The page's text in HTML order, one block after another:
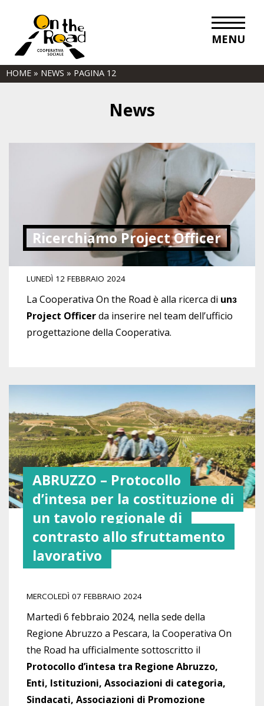
MENU
HOME » NEWS » PAGINA 12
News
Ricerchiamo Project Officer
LUNEDÌ 12 FEBBRAIO 2024
La Cooperativa On the Road è alla ricerca di unɜ
Project Officerda inserire nel team dell’ufficio
progettazione della Cooperativa.
ABRUZZO – Protocollo
d’intesa per la costituzione di
un tavolo regionale di
contrasto allo sfruttamento
lavorativo
MERCOLEDÌ 07 FEBBRAIO 2024
Martedì 6 febbraio 2024, nella sede della
Regione Abruzzo a Pescara, la Cooperativa On
the Road ha ufficialmente sottoscritto il
Protocollo d’intesa tra Regione Abruzzo,
Enti, Istituzioni, Associazioni di categoria,
Sindacati, Associazioni di Promozione